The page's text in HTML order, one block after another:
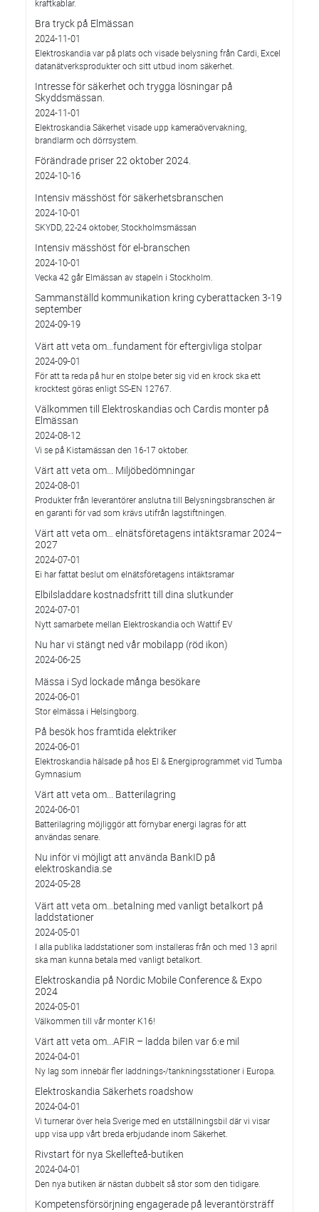
kraftkablar.
Bra tryck på Elmässan
2024-11-01
Elektroskandia var på plats och visade belysning från Cardi, Excel
datanätverksprodukter och sitt utbud inom säkerhet.
Intresse för säkerhet och trygga lösningar på
Skyddsmässan.
2024-11-01
Elektroskandia Säkerhet visade upp kameraövervakning,
brandlarm och dörrsystem.
Förändrade priser 22 oktober 2024.
2024-10-16
Intensiv mässhöst för säkerhetsbranschen
2024-10-01
SKYDD, 22-24 oktober, Stockholmsmässan
Intensiv mässhöst för el-branschen
2024-10-01
Vecka 42 går Elmässan av stapeln i Stockholm.
Sammanställd kommunikation kring cyberattacken 3-19
september
2024-09-19
Värt att veta om…fundament för eftergivliga stolpar
2024-09-01
För att ta reda på hur en stolpe beter sig vid en krock ska ett
krocktest göras enligt SS-EN 12767.
Välkommen till Elektroskandias och Cardis monter på
Elmässan
2024-08-12
Vi se på Kistamässan den 16-17 oktober.
Värt att veta om... Miljöbedömningar
2024-08-01
Produkter från leverantörer anslutna till Belysningsbranschen är
en garanti för vad som krävs utifrån lagstiftningen.
Värt att veta om… elnätsföretagens intäktsramar 2024–
2027
2024-07-01
Ei har fattat beslut om elnätsföretagens intäktsramar
Elbilsladdare kostnadsfritt till dina slutkunder
2024-07-01
Nytt samarbete mellan Elektroskandia och Wattif EV
Nu har vi stängt ned vår mobilapp (röd ikon)
2024-06-25
Mässa i Syd lockade många besökare
2024-06-01
Stor elmässa i Helsingborg.
På besök hos framtida elektriker
2024-06-01
Elektroskandia hälsade på hos El & Energiprogrammet vid Tumba
Gymnasium
Värt att veta om... Batterilagring
2024-06-01
Batterilagring möjliggör att förnybar energi lagras för att
användas senare.
Nu inför vi möjligt att använda BankID på
elektroskandia.se
2024-05-28
Värt att veta om…betalning med vanligt betalkort på
laddstationer
2024-05-01
I alla publika laddstationer som installeras från och med 13 april
ska man kunna betala med vanligt betalkort.
Elektroskandia på Nordic Mobile Conference & Expo
2024
2024-05-01
Välkommen till vår monter K16!
Värt att veta om...AFIR – ladda bilen var 6:e mil
2024-04-01
Ny lag som innebär fler laddnings-/tankningsstationer i Europa.
Elektroskandia Säkerhets roadshow
2024-04-01
Vi turnerar över hela Sverige med en utställningsbil där vi visar
upp visa upp vårt breda erbjudande inom Säkerhet.
Rivstart för nya Skellefteå-butiken
2024-04-01
Den nya butiken är nästan dubbelt så stor som den tidigare.
Kompetensförsörjning engagerade på leverantörsträff